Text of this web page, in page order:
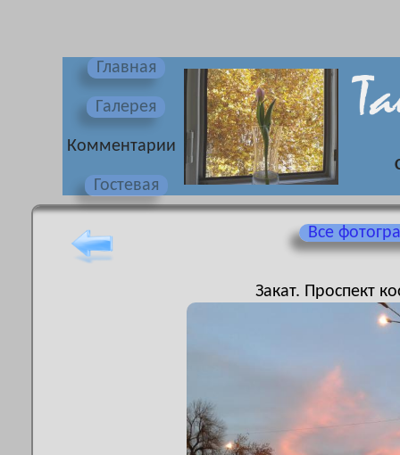
Главная
Галерея
Комментарии
Гостевая
Все
Закат. Проспект